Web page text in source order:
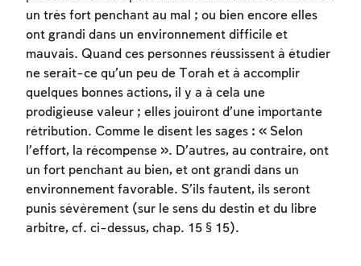
un très fort penchant au mal ; ou bien encore elles
ont grandi dans un environnement difficile et
mauvais. Quand ces personnes réussissent à étudier
ne serait-ce qu’un peu de Torah et à accomplir
quelques bonnes actions, il y a à cela une
prodigieuse valeur ; elles jouiront d’une importante
rétribution. Comme le disent les sages : « Selon
l’effort, la récompense ». D’autres, au contraire, ont
un fort penchant au bien, et ont grandi dans un
environnement favorable. S’ils fautent, ils seront
punis sévèrement (sur le sens du destin et du libre
arbitre, cf. ci-dessus, chap. 15 § 15).